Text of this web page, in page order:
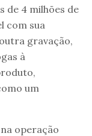
de 4 milhões de
com sua
gravação,
à
um
operação